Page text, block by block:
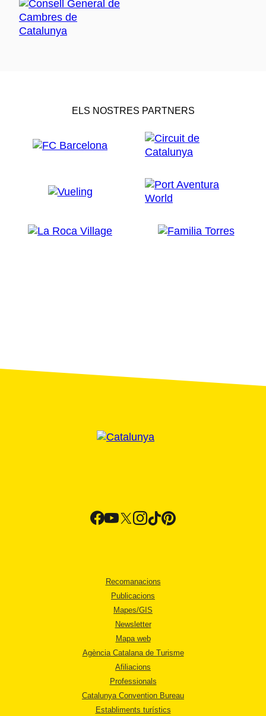
ELS NOSTRES PARTNERS
Recomanacions
Publicacions
Mapes/GIS
Newsletter
Mapa web
Agència Catalana de Turisme
Afiliacions
Professionals
Catalunya Convention Bureau
Establiments turístics